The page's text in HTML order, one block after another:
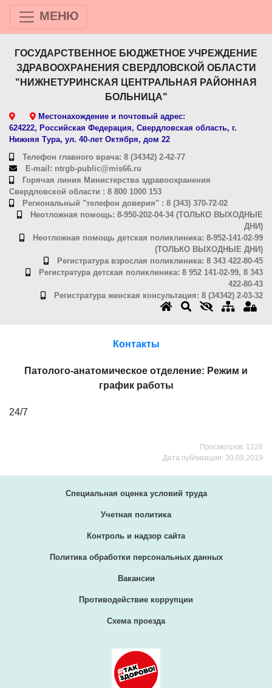
МЕНЮ
ГОСУДАРСТВЕННОЕ БЮДЖЕТНОЕ УЧРЕЖДЕНИЕ
ЗДРАВООХРАНЕНИЯ СВЕРДЛОВСКОЙ ОБЛАСТИ
"НИЖНЕТУРИНСКАЯ ЦЕНТРАЛЬНАЯ РАЙОННАЯ
БОЛЬНИЦА"
Местонахождение и почтовый адрес:
624222, Российская Федерация, Свердловская область, г.
Нижняя Тура, ул. 40-лет Октября, дом 22
Телефон главного врача: 8 (34342) 2-42-77
E-mail: ntrgb-public@mis66.ru
Горячая линия Министерства здравоохранения
Свердловской области : 8 800 1000 153
Региональный "телефон доверия" : 8 (343) 370-72-02
Неотложная помощь: 8-950-202-04-34 (ТОЛЬКО ВЫХОДНЫЕ
ДНИ)
Неотложная помощь детская поликлиника: 8-952-141-02-99
(ТОЛЬКО ВЫХОДНЫЕ ДНИ)
Регистратура взрослая поликлиника: 8 343 422-80-45
Регистратура детская поликлиника: 8 952 141-02-99, 8 343
422-80-43
Регистратура женская консультация: 8 (34342) 2-03-32
Контакты
Патолого-анатомическое отделение: Режим и
график работы
24/7
Просмотров: 1228
Дата публикации: 30.09.2019
Специальная оценка условий труда
Учетная политика
Контроль и надзор сайта
Политика обработки персональных данных
Вакансии
Противодействие коррупции
Схема проезда